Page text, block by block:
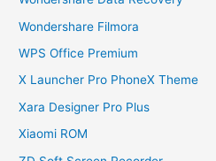
Wondershare Filmora
WPS Office Premium
X Launcher Pro PhoneX Theme
Xara Designer Pro Plus
Xiaomi ROM